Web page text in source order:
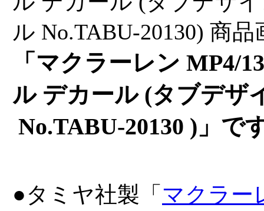
「マクラーレン MP4/
ル デカール (タブデザ
No.TABU-20130 )」で
●タミヤ社製「 マクラー